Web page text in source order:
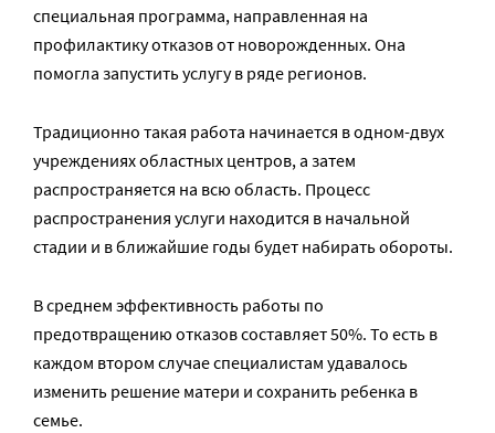
специальная программа, направленная на
профилактику отказов от новорожденных. Она
помогла запустить услугу в ряде регионов.
Традиционно такая работа начинается в одном-двух
учреждениях областных центров, а затем
распространяется на всю область. Процесс
распространения услуги находится в начальной
стадии и в ближайшие годы будет набирать обороты.
В среднем эффективность работы по
предотвращению отказов составляет 50%. То есть в
каждом втором случае специалистам удавалось
изменить решение матери и сохранить ребенка в
семье.